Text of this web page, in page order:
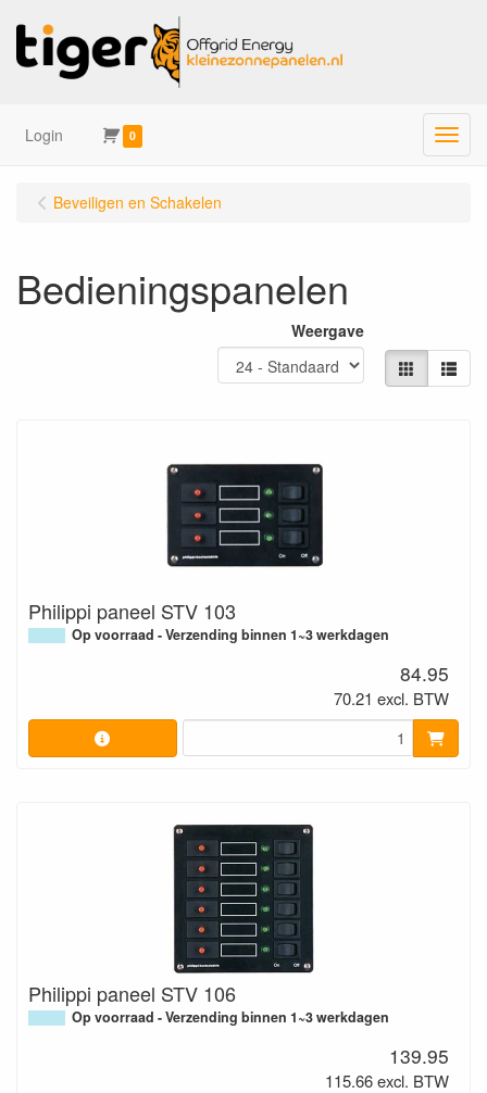
Login 0 Menu
Beveiligen en Schakelen
Bedieningspanelen
Weergave
Philippi paneel STV 103
Op voorraad - Verzending binnen 1~3 werkdagen
84.95
70.21 excl. BTW
Philippi paneel STV 106
Op voorraad - Verzending binnen 1~3 werkdagen
139.95
115.66 excl. BTW